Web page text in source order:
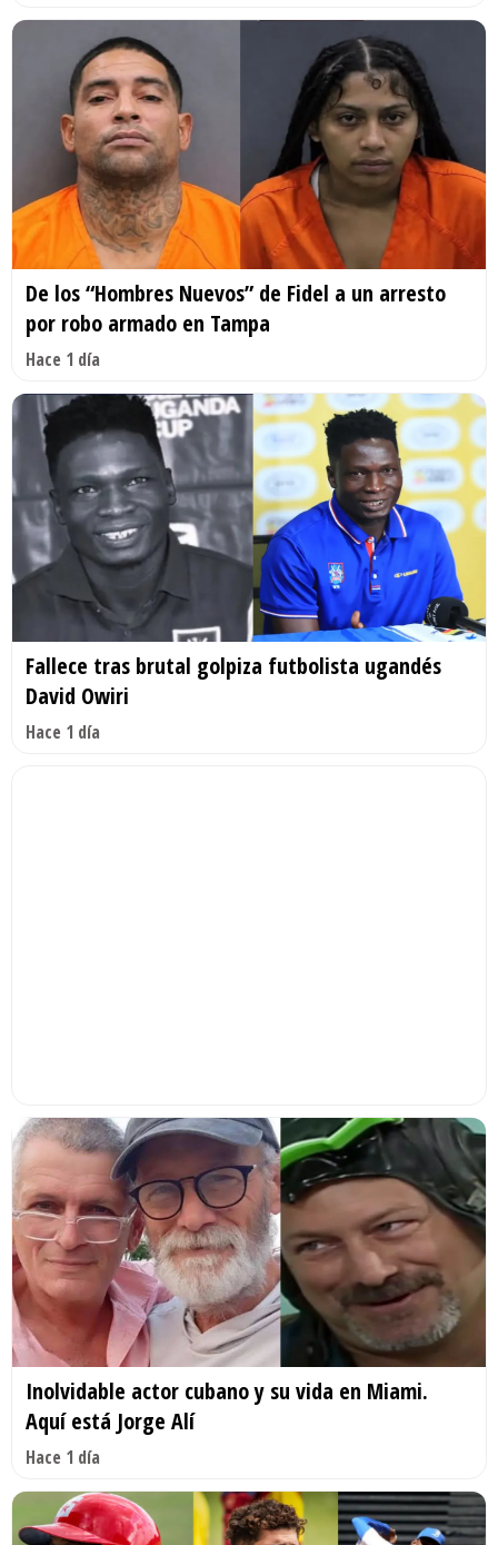
De los “Hombres Nuevos” de Fidel a un arresto
por robo armado en Tampa
Hace 1 día
Fallece tras brutal golpiza futbolista ugandés
David Owiri
Hace 1 día
Inolvidable actor cubano y su vida en Miami.
Aquí está Jorge Alí
Hace 1 día